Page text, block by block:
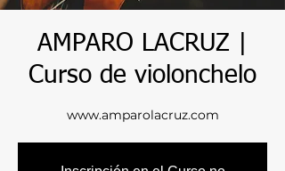
AMPARO LACRUZ |
Curso de violonchelo
www.amparolacruz.com